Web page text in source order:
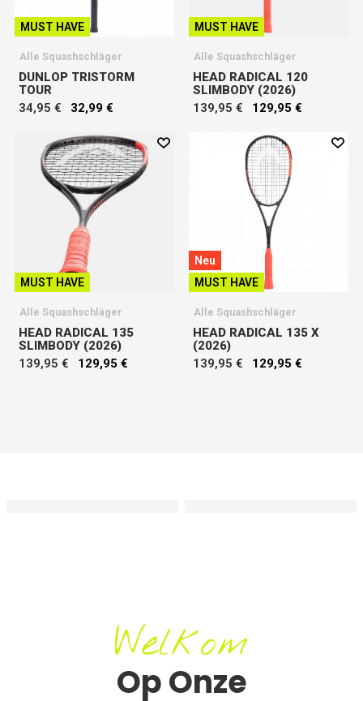
MUST HAVE
Alle Squashschläger
DUNLOP TRISTORM
TOUR
34,95 €
32,99 €
MUST HAVE
Alle Squashschläger
HEAD RADICAL 120
SLIMBODY (2026)
139,95 €
129,95 €
MUST HAVE
Alle Squashschläger
HEAD RADICAL 135
SLIMBODY (2026)
139,95 €
129,95 €
Neu
MUST HAVE
Alle Squashschläger
HEAD RADICAL 135 X
(2026)
139,95 €
129,95 €
Welkom
Op Onze